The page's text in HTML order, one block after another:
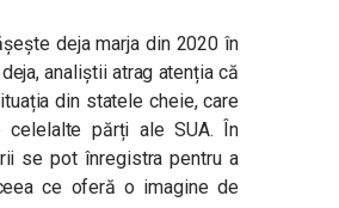
deja marja din 2020 în
analiștii atrag atenția că
din statele cheie, care
părți ale SUA. În
se pot înregistra pentru a
ce oferă o imagine de